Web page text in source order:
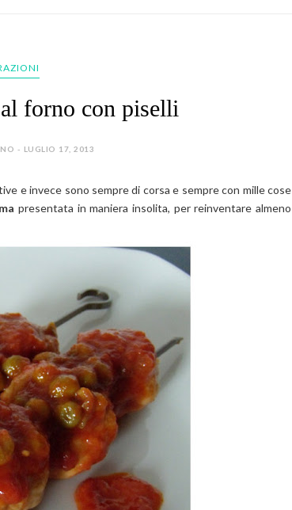
forno con piselli
- LUGLIO 17, 2013
e invece sono sempre di corsa e sempre con mille cose
presentata in maniera insolita, per reinventare almeno